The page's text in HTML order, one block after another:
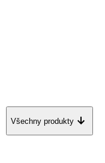
Všechny produkty